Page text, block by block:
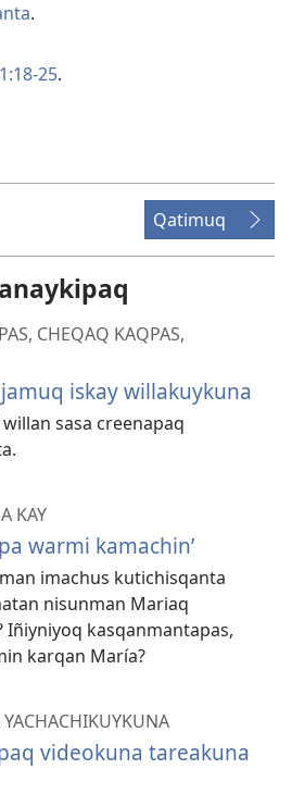
.
25.
Qatimuq
CHEQAQ KAQPAS,
iskay willakuykuna
sasa creenapaq
KAY
warmi kamachin’
imachus kutichisqanta
nisunman Mariaq
Iñiyniyoq kasqanmantapas,
karqan María?
videokuna tareakuna